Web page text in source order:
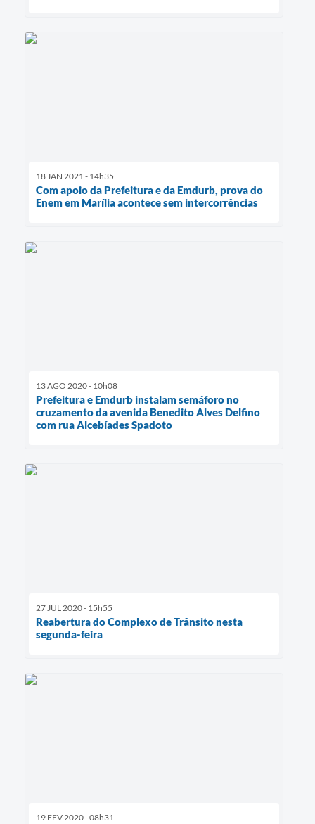
18 JAN 2021 - 14h35
Com apoio da Prefeitura e da Emdurb, prova do
Enem em Marília acontece sem intercorrências
13 AGO 2020 - 10h08
Prefeitura e Emdurb instalam semáforo no
cruzamento da avenida Benedito Alves Delfino
com rua Alcebíades Spadoto
27 JUL 2020 - 15h55
Reabertura do Complexo de Trânsito nesta
segunda-feira
19 FEV 2020 - 08h31